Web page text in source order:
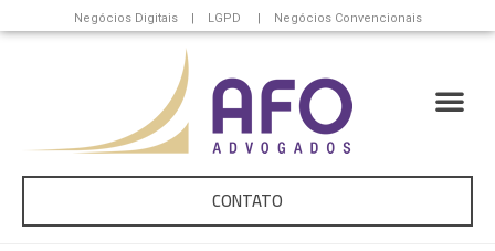
Negócios Digitais | LGPD | Negócios Convencionais
CONTATO